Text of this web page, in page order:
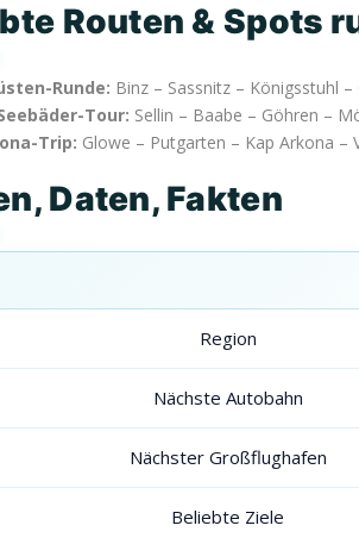
Routen & Spots
Runde: Binz – Sassnitz – Königsstuhl
Tour: Sellin – Baabe – Göhren –
Trip: Glowe – Putgarten – Kap Arkona
Daten, Fakten
Region
Nächste Autobahn
Nächster Großflughafen
Beliebte Ziele